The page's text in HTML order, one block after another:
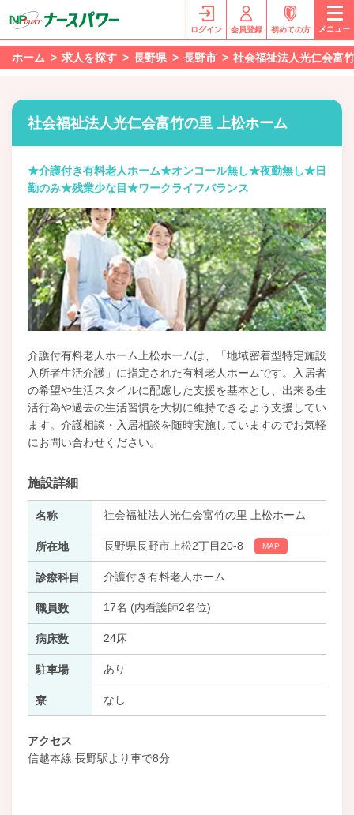
ログイン 会員登録 初めての方 メニュー
ホーム 求人を探す 長野県 長野市 社会福祉法人光仁会富
社会福祉法人光仁会富竹の里 上松ホーム
★介護付き有料老人ホーム★オンコール無し★夜勤無し★日
勤のみ★残業少な目★ワークライフバランス
介護付有料老人ホーム上松ホームは、「地域密着型特定施設
入所者生活介護」に指定された有料老人ホームです。入居者
の希望や生活スタイルに配慮した支援を基本とし、出来る生
活行為や過去の生活習慣を大切に維持できるよう支援してい
ます。介護相談・入居相談を随時実施していますのでお気軽
にお問い合わせください。
施設詳細
名称 社会福祉法人光仁会富竹の里 上松ホーム
所在地 長野県長野市上松2丁目20-8 MAP
診療科目 介護付き有料老人ホーム
職員数 17名 (内看護師2名位)
病床数 24床
駐車場 あり
寮 なし
アクセス
信越本線 長野駅より車で8分